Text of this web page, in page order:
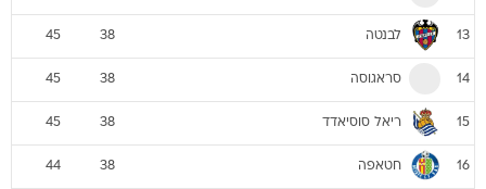
13 לבנטה 38
45
14 סראגוסה 38
45
15 ריאל סוסיאדד 38
45
16 חטאפה 38
44